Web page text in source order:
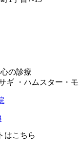
の診療
ギ ・ハムスター・